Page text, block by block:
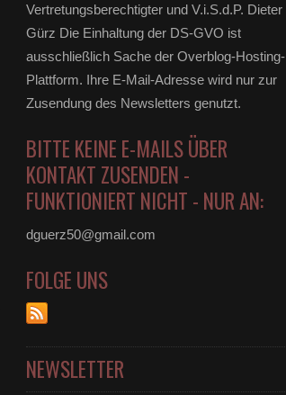
Vertretungsberechtigter und V.i.S.d.P. Dieter
Gürz Die Einhaltung der DS-GVO ist
ausschließlich Sache der Overblog-Hosting-
Plattform. Ihre E-Mail-Adresse wird nur zur
Zusendung des Newsletters genutzt.
BITTE KEINE E-MAILS ÜBER
KONTAKT ZUSENDEN -
FUNKTIONIERT NICHT - NUR AN:
dguerz50@gmail.com
FOLGE UNS
NEWSLETTER